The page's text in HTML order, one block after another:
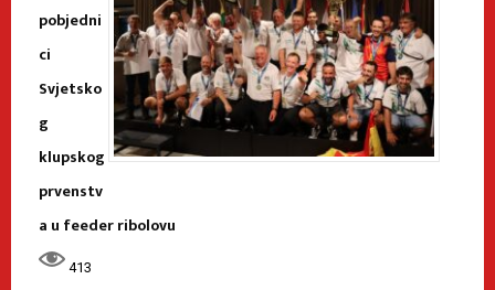
pobjedni
ci
Svjetsko
g
klupskog
prvenstv
a u feeder ribolovu
413